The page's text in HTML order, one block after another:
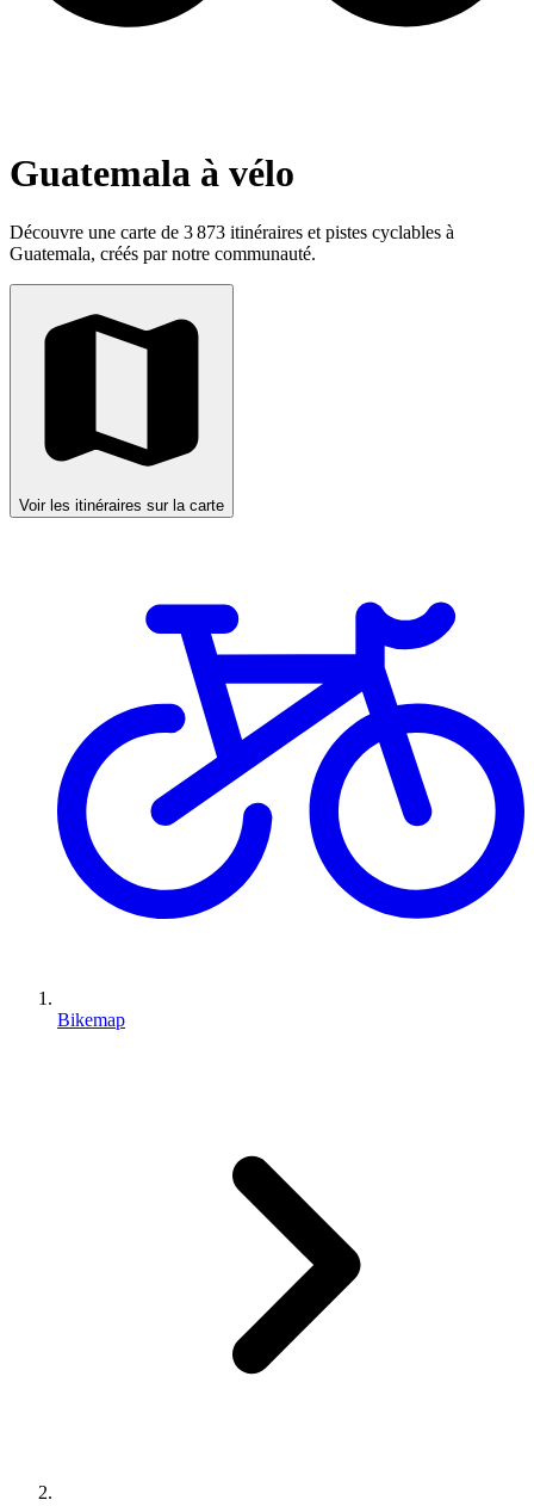
Guatemala à vélo
Découvre une carte de 3 873 itinéraires et pistes cyclables à
Guatemala, créés par notre communauté.
Voir les itinéraires sur la carte
Bikemap